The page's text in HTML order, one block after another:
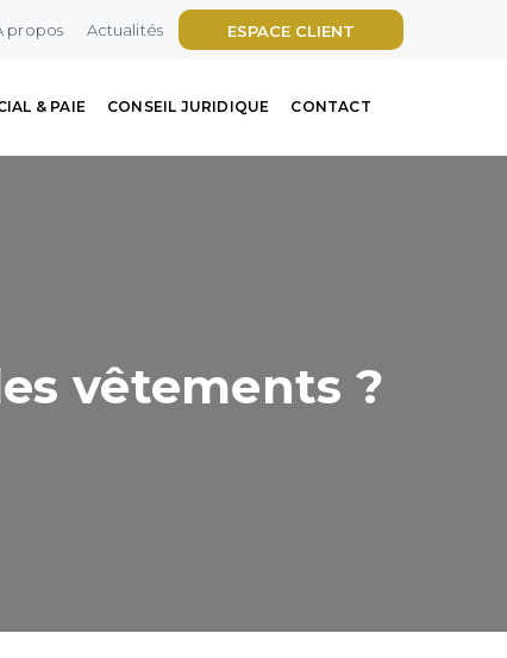
ESPACE CLIENT
propos Actualités
& PAIE CONSEIL JURIDIQUE CONTACT
vêtements ?